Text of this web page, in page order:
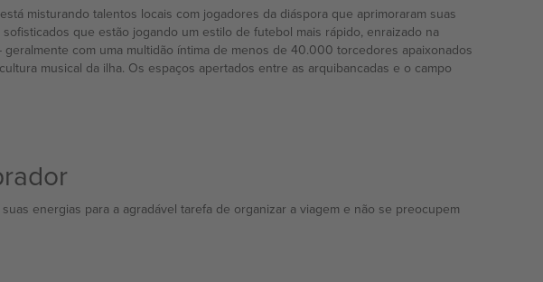
misturando talentos locais com jogadores da diáspora que aprimoraram suas
que estão jogando um estilo de futebol mais rápido, enraizado na
com uma multidão íntima de menos de 40.000 torcedores apaixonados
musical da ilha. Os espaços apertados entre as arquibancadas e o campo
energias para a agradável tarefa de organizar a viagem e não se preocupem